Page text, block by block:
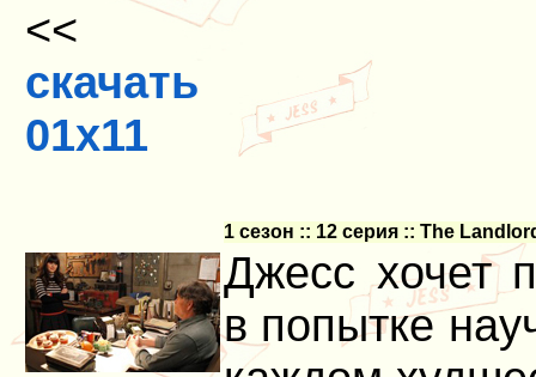
<<
скачать
01x11
1 сезон :: 12 серия :: The
Джесс хочет
в попытке